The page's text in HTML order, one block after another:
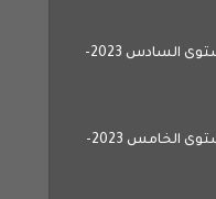
جميع فروض المرحلة الأولى المستوى السادس 2023-
جميع فروض المرحلة الأولى المستوى الخامس 2023-